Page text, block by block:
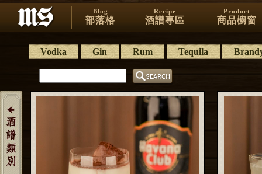
Blog
部落格
Recipe
酒譜專區
Product
商品櫥窗
Vodka Gin Rum Tequila